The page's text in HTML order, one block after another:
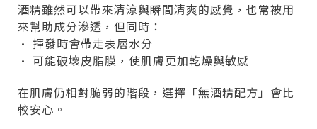
酒精雖然可以帶來清涼與瞬間清爽的感覺，也常被用
來幫助成分滲透，但同時：
• 揮發時會帶走表層水分
• 可能破壞皮脂膜，使肌膚更加乾燥與敏感
在肌膚仍相對脆弱的階段，選擇「無酒精配方」會比
較安心。